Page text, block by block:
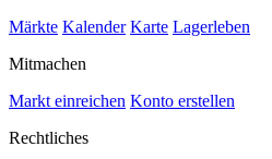
Märkte Kalender Karte Lagerleben
Mitmachen
Markt einreichen Konto erstellen
Rechtliches